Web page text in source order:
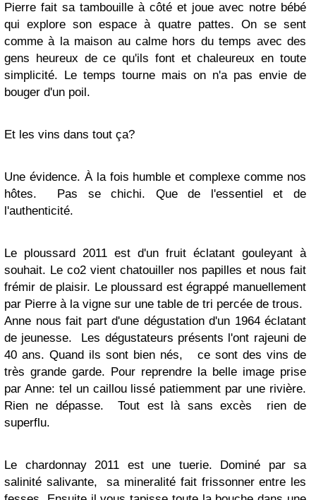
Pierre fait sa tambouille à côté et joue avec notre bébé
qui explore son espace à quatre pattes. On se sent
comme à la maison au calme hors du temps avec des
gens heureux de ce qu'ils font et chaleureux en toute
simplicité. Le temps tourne mais on n'a pas envie de
bouger d'un poil.
Et les vins dans tout ça?
Une évidence. À la fois humble et complexe comme nos
hôtes. Pas se chichi. Que de l'essentiel et de
l'authenticité.
Le ploussard 2011 est d'un fruit éclatant gouleyant à
souhait. Le co2 vient chatouiller nos papilles et nous fait
frémir de plaisir. Le ploussard est égrappé manuellement
par Pierre à la vigne sur une table de tri percée de trous.
Anne nous fait part d'une dégustation d'un 1964 éclatant
de jeunesse. Les dégustateurs présents l'ont rajeuni de
40 ans. Quand ils sont bien nés, ce sont des vins de
très grande garde. Pour reprendre la belle image prise
par Anne: tel un caillou lissé patiemment par une rivière.
Rien ne dépasse. Tout est là sans excès rien de
superflu.
Le chardonnay 2011 est une tuerie. Dominé par sa
salinité salivante, sa mineralité fait frissonner entre les